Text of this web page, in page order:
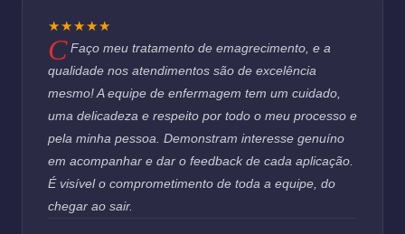
★★★★★
Faço meu tratamento de emagrecimento, e a
qualidade nos atendimentos são de excelência
mesmo! A equipe de enfermagem tem um cuidado,
uma delicadeza e respeito por todo o meu processo e
pela minha pessoa. Demonstram interesse genuíno
em acompanhar e dar o feedback de cada aplicação.
É visível o comprometimento de toda a equipe, do
chegar ao sair.